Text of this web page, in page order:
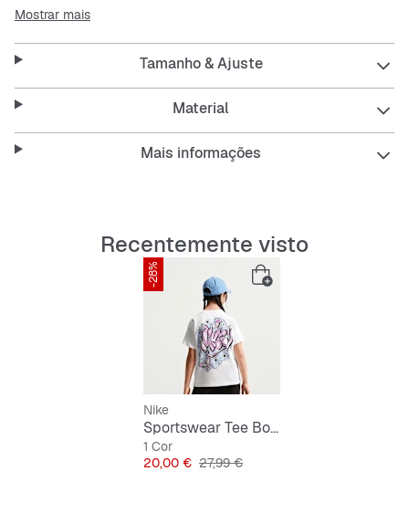
Mostrar mais
Tamanho & Ajuste
Material
Mais informações
Recentemente visto
-28%
Nike
Sportswear Tee Boy Airbrush
1 Cor
Preço
20,00 € Preço original
27,99 €